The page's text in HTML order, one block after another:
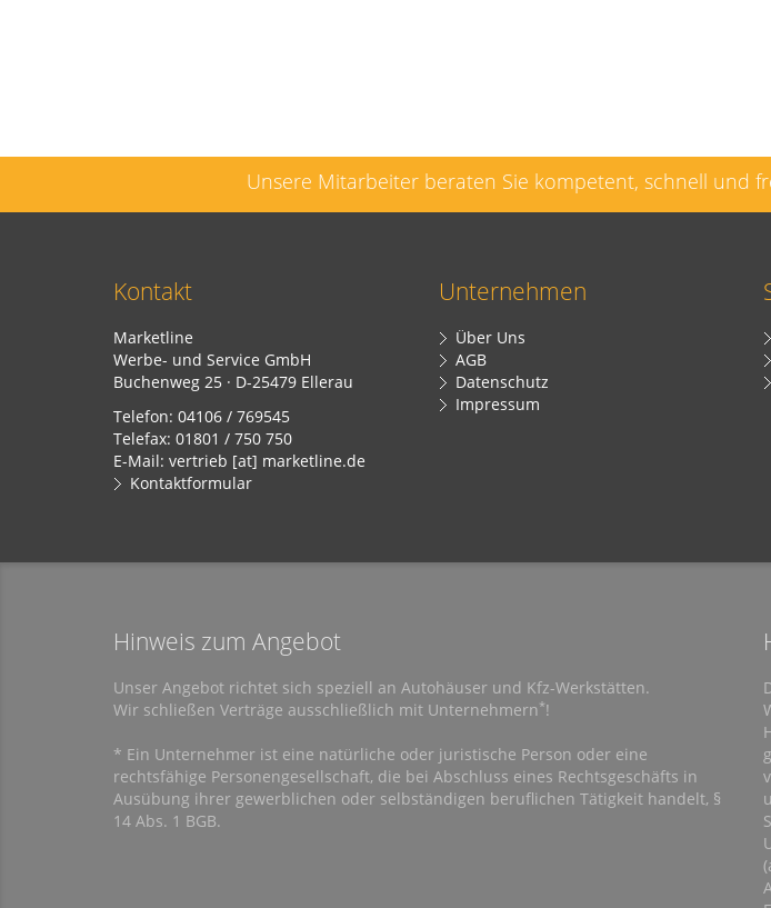
Unsere Mitarbeiter beraten Sie kompetent, schnell und
Kontakt
Marketline
Werbe- und Service GmbH
Buchenweg 25 · D-25479 Ellerau
Telefon: 04106 / 769545
Telefax: 01801 / 750 750
E-Mail: vertrieb [at] marketline.de
Kontaktformular
Unternehmen
Über Uns
AGB
Datenschutz
Impressum
Hinweis zum Angebot
Unser Angebot richtet sich speziell an Autohäuser und Kfz-Werkstätten.
Wir schließen Verträge ausschließlich mit Unternehmern*!
* Ein Unternehmer ist eine natürliche oder juristische Person oder eine
rechtsfähige Personengesellschaft, die bei Abschluss eines Rechtsgeschäfts in
Ausübung ihrer gewerblichen oder selbständigen beruflichen Tätigkeit handelt, §
14 Abs. 1 BGB.